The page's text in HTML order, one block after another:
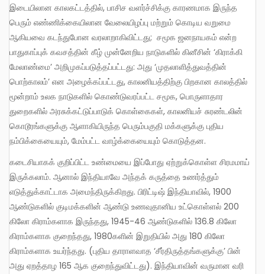
இடையிலான காலகட்டத்தில், பாசிச வளர்ச்சிக்கு காரணமாக இருந்த
பெரும் எண்ணிக்கையிலான வேலையிழப்பு மற்றும் கொடிய வறுமை
ஆகியவை கடந்துபோன வரலாறாகிவிட்டது; சமூக ஜனநாயகம் என்ற
பாதுகாப்புக் கவசத்தின் கீழ் முன்னேறிய நாடுகளில் கினீசின் ‘கிராக்கி
மேலாண்மை’ அறிமுகப்படுத்தப்பட்டது: அது ‘முதலாளித்துவத்தின்
பொற்காலம்’ என அழைக்கப்பட்டது, காலனியத்திற்கு பிறகான காலத்தில்
மூன்றாம் உலக நாடுகளில் கொண்டுவரப்பட்ட சமூக, பொருளாதார
துறைகளில் அரசுக்கட்டுப்பாடுக் கொள்கைகள், காலனியச் சுரண்டலின்
கொடூரங்களுக்கு ஆளாகியிருந்த பெரும்பகுதி மக்களுக்கு புதிய
நம்பிக்கையையும், மேம்பட்ட வாழ்க்கையையும் கொடுத்தன.
கடைசியாகக் குறிப்பிட்ட உண்மையை இப்போது ஏற்றுக்கொள்ள சிரமமாய்
இருக்கலாம். ஆனால் இந்தியாவே அந்தக் கருத்தை உணர்த்தும்
எடுத்துக்காட்டாக அமைந்திருக்கிறது. பிரிட்டிஷ் இந்தியாவில், 1900
ஆண்டுகளில் குடிமக்களின் ஆண்டு உணவுதானிய உட்கொள்ளல் 200
கிலோ கிராம்களாக இருந்தது, 1945-46 ஆண்டுகளில் 136.8 கிலோ
கிராம்களாக குறைந்தது, 1980களின் இறுதியில் அது 180 கிலோ
கிராம்களாக உயர்ந்தது. (புதிய தாராளவாத ‘சீர்திருத்தங்களுக்கு’ பின்
அது ஏறத்தாழ 165 ஆக குறைந்துவிட்டது). இந்தியாவின் வருமான வரி